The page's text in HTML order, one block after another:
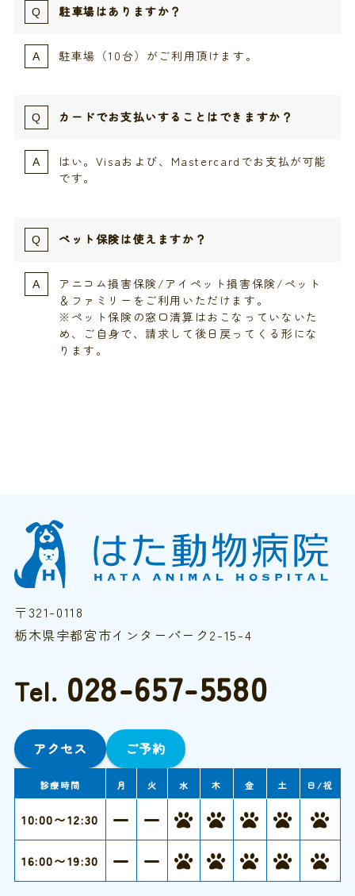
駐車場はありますか？
駐車場（10台）がご利用頂けます。
カードでお支払いすることはできますか？
はい。Visaおよび、Mastercardでお支払が可能
です。
ペット保険は使えますか？
アニコム損害保険/アイペット損害保険/ペット
＆ファミリーをご利用いただけます。
※ペット保険の窓口清算はおこなっていないた
め、ご自身で、請求して後日戻ってくる形にな
ります。
〒321-0118
栃木県宇都宮市インターパーク2-15-4
Tel. 028-657-5580
アクセス ご予約
診療時間 月 火 水 木 金 土 日/祝
10:00〜12:30
16:00〜19:30